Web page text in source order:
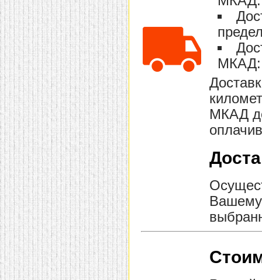
домашнем использовании.
Эта мебель имеет
некоторые преимущества
перед той же стенкой для
гостиной, к примеру,
поскольку она более
легкая и не загромождает
пространство. В спальне
этот предмет можно
поставить у изголовья
кровати, чтобы заполнить
пустующее там
место. Также стеллажи
очень часто используют в
качестве разграничителей
комнаты, например, на
рабочую зону и
пространство для отдыха.
Особенно это актуально
для однокомнатных
квартир.
МКАД:
МКАД
Вашему